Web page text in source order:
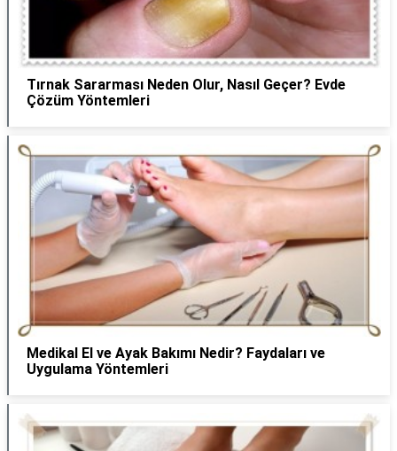
Tırnak Sararması Neden Olur, Nasıl Geçer? Evde
Çözüm Yöntemleri
Medikal El ve Ayak Bakımı Nedir? Faydaları ve
Uygulama Yöntemleri